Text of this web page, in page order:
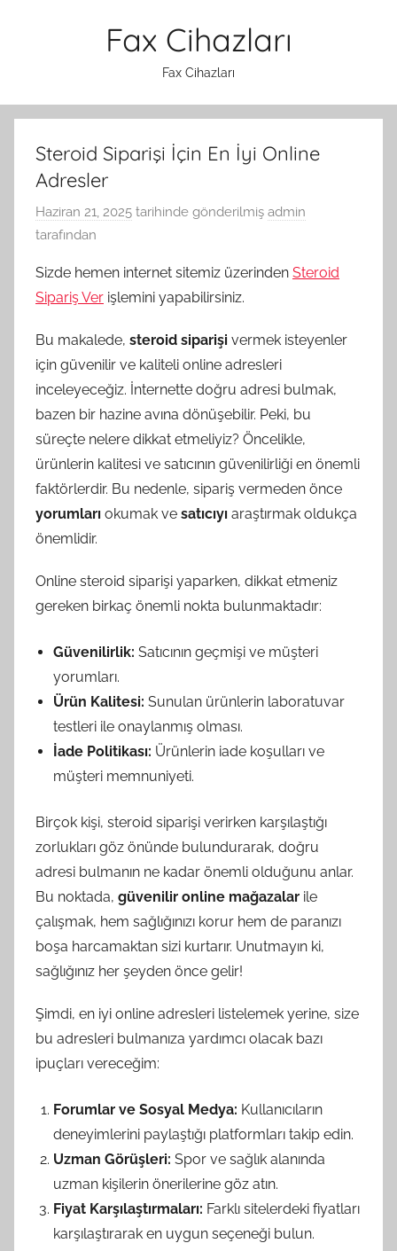
Fax Cihazları
Fax Cihazları
Steroid Siparişi İçin En İyi Online
Adresler
Haziran 21, 2025 tarihinde gönderilmiş admin
tarafından
Sizde hemen internet sitemiz üzerinden Steroid
Sipariş Ver işlemini yapabilirsiniz.
Bu makalede, steroid siparişi vermek isteyenler
için güvenilir ve kaliteli online adresleri
inceleyeceğiz. İnternette doğru adresi bulmak,
bazen bir hazine avına dönüşebilir. Peki, bu
süreçte nelere dikkat etmeliyiz? Öncelikle,
ürünlerin kalitesi ve satıcının güvenilirliği en önemli
faktörlerdir. Bu nedenle, sipariş vermeden önce
yorumları okumak ve satıcıyı araştırmak oldukça
önemlidir.
Online steroid siparişi yaparken, dikkat etmeniz
gereken birkaç önemli nokta bulunmaktadır:
Güvenilirlik: Satıcının geçmişi ve müşteri
yorumları.
Ürün Kalitesi: Sunulan ürünlerin laboratuvar
testleri ile onaylanmış olması.
İade Politikası: Ürünlerin iade koşulları ve
müşteri memnuniyeti.
Birçok kişi, steroid siparişi verirken karşılaştığı
zorlukları göz önünde bulundurarak, doğru
adresi bulmanın ne kadar önemli olduğunu anlar.
Bu noktada, güvenilir online mağazalar ile
çalışmak, hem sağlığınızı korur hem de paranızı
boşa harcamaktan sizi kurtarır. Unutmayın ki,
sağlığınız her şeyden önce gelir!
Şimdi, en iyi online adresleri listelemek yerine, size
bu adresleri bulmanıza yardımcı olacak bazı
ipuçları vereceğim:
Forumlar ve Sosyal Medya: Kullanıcıların
deneyimlerini paylaştığı platformları takip edin.
Uzman Görüşleri: Spor ve sağlık alanında
uzman kişilerin önerilerine göz atın.
Fiyat Karşılaştırmaları: Farklı sitelerdeki fiyatları
karşılaştırarak en uygun seçeneği bulun.